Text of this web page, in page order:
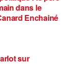
dans le
Enchainé
sur